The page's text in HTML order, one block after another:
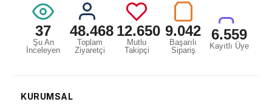
37
Şu An
İnceleyen
48.468
Toplam
Ziyaretçi
12.650
Mutlu
Takipçi
9.042
Başarılı
Sipariş
6.559
Kayıtlı Üye
KURUMSAL